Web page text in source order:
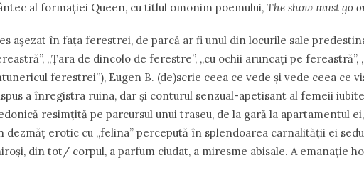
al formației Queen, cu titlul omonim poemului, The show must go
așezat în fața ferestrei, de parcă ar fi unul din locurile sale
„Țara de dincolo de ferestre”, „cu ochii aruncați pe
ferestrei”), Eugen B. (de)scrie ceea ce vede și vede ceea ce
a înregistra ruina, dar și conturul senzual-apetisant al femeii
resimțită pe parcursul unui traseu, de la gară la apartamentul
dezmăț erotic cu „felina” percepută în splendoarea carnalității ei
din tot/ corpul, a parfum ciudat, a miresme abisale. A emanație